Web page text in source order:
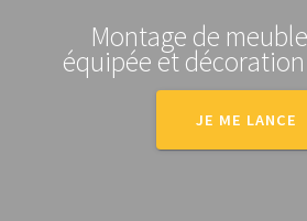
Montage de
équipée et
JE ME LANCE